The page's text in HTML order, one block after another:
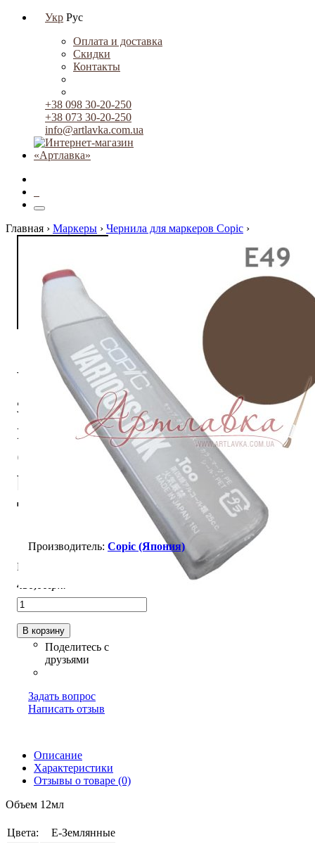
Укр Рус
Оплата и доставка
Скидки
Контакты
+38 098 30-20-250
+38 073 30-20-250
info@artlavka.com.ua
Главная › Маркеры › Чернила для маркеров Copic ›
Чернила для
заправки
маркера
Copic Dark
bark #E49,
Темная кора
Copic (Япония)
В наличии
430
В корзину
Задать вопрос
Написать отзыв
Описание
Характеристики
Отзывы о товаре (0)
Объем 12мл
Цвета: E-Землянные